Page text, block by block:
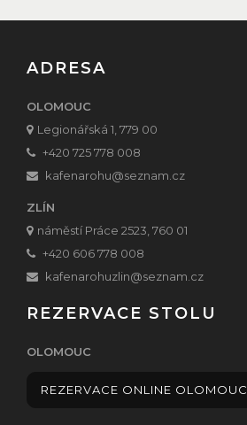
ADRESA
OLOMOUC
Legionářská 1, 779 00
+420 725 778 008
kafenarohu@seznam.cz
ZLÍN
náměstí Práce 2523, 760 01
+420 606 778 008
kafenarohuzlin@seznam.cz
REZERVACE STOLU
OLOMOUC
REZERVACE ONLINE OLOMOUC